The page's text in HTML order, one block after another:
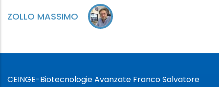
ZOLLO MASSIMO
CEINGE-Biotecnologie Avanzate Franco Salvatore